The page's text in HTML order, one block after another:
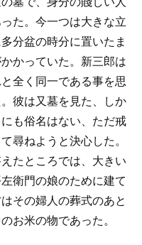
た。今一つは大きな立
分盆の時分に置いたま
かっていた。新三郎は
全く同一である事を思
彼は又墓を見た、しか
も俗名はない、ただ戒
尋ねようと決心した。
たところでは、大きい
衛門の娘のために建て
その婦人の葬式のあと
お米の物であった。